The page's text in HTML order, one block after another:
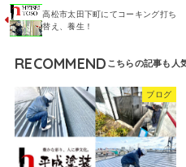
高松市太田下町にてコーキング打ち
替え、養生！
RECOMMEND
ブログ